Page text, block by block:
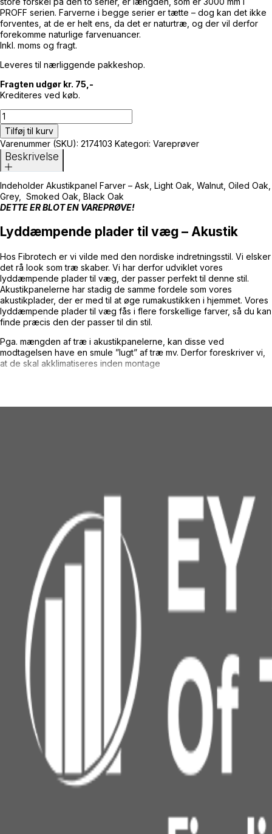
PROFF serien. Farverne i begge serier er tætte – dog kan det ikke
forventes, at de er helt ens, da det er naturtræ, og der vil derfor
forekomme naturlige farvenuancer.
Inkl. moms og fragt.
Leveres til nærliggende pakkeshop.
Fragten udgør kr. 75,-
Krediteres ved køb.
Prøvekasse
PREMIUM/PROFF
inkl.
alle
farver
Tilføj til kurv
Varenummer (SKU): 2174103 Kategori: Vareprøver
Beskrivelse
Indeholder Akustikpanel Farver – Ask, Light Oak, Walnut, Oiled Oak,
Grey, Smoked Oak, Black Oak
DETTE ER BLOT EN VAREPRØVE!
Lyddæmpende plader til væg – Akustik
Hos Fibrotech er vi vilde med den nordiske indretningsstil. Vi elsker
det rå look som træ skaber. Vi har derfor udviklet vores
lyddæmpende plader til væg, der passer perfekt til denne stil.
Akustikpanelerne har stadig de samme fordele som vores
akustikplader, der er med til at øge rumakustikken i hjemmet. Vores
lyddæmpende plader til væg fås i flere forskellige farver, så du kan
finde præcis den der passer til din stil.
Pga. mængden af træ i akustikpanelerne, kan disse ved
modtagelsen have en smule ”lugt” af træ mv. Derfor foreskriver vi,
at de skal akklimatiseres inden montage